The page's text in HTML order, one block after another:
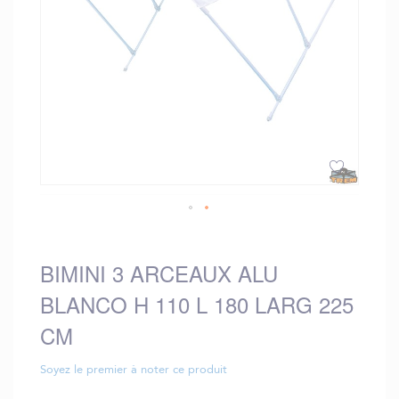
comienzo
de
la
galería
de
BIMINI 3 ARCEAUX ALU
BLANCO H 110 L 180 LARG 225
CM
Soyez le premier à noter ce produit